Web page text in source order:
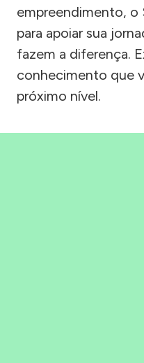
empreendimento, o
para apoiar sua
fazem a diferença.
conhecimento que
próximo nível.